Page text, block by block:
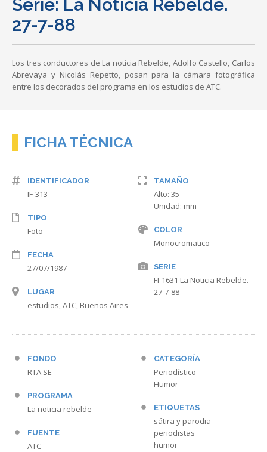
Serie: La Noticia Rebelde.
27-7-88
Los tres conductores de La noticia Rebelde, Adolfo Castello, Carlos
Abrevaya y Nicolás Repetto, posan para la cámara fotográfica
entre los decorados del programa en los estudios de ATC.
FICHA TÉCNICA
IDENTIFICADOR
IF-313
TIPO
Foto
FECHA
27/07/1987
LUGAR
estudios, ATC, Buenos Aires
TAMAÑO
Alto: 35
Unidad: mm
COLOR
Monocromatico
SERIE
FI-1631 La Noticia Rebelde.
27-7-88
FONDO
RTA SE
PROGRAMA
La noticia rebelde
FUENTE
ATC
CATEGORÍA
Periodístico
Humor
ETIQUETAS
sátira y parodia
periodistas
humor